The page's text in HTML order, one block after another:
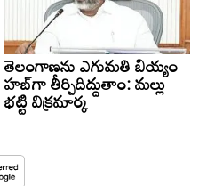
తెలంగాణను ఎగుమతి బియ్యం
హబ్‌గా తీర్చిదిద్దుతాం: మల్లు
భట్టి విక్రమార్క